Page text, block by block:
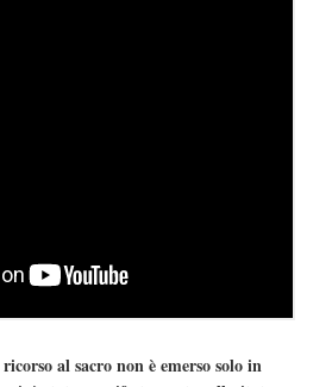
al sacro non è emerso solo in